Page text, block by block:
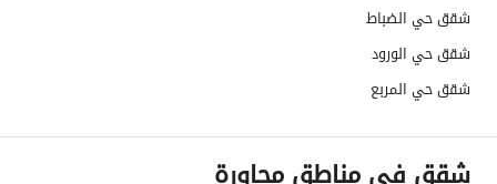
شقق حي الضباط
شقق حي الورود
شقق حي المربع